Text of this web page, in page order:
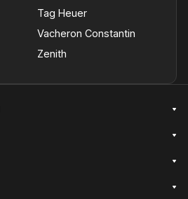
Tag Heuer
Vacheron Constantin
Zenith